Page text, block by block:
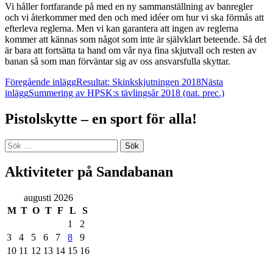
Vi håller fortfarande på med en ny sammanställning av banregler
och vi återkommer med den och med idéer om hur vi ska förmås att
efterleva reglerna. Men vi kan garantera att ingen av reglerna
kommer att kännas som något som inte är självklart beteende. Så det
är bara att fortsätta ta hand om vår nya fina skjutvall och resten av
banan så som man förväntar sig av oss ansvarsfulla skyttar.
Inläggsnavigering
Föregående inläggResultat: Skinkskjutningen 2018Nästa
inläggSummering av HPSK:s tävlingsår 2018 (nat. prec.)
Pistolskytte – en sport för alla!
Sök
efter:
Aktiviteter på Sandabanan
augusti 2026
M T O T F L
S
1
2
3
4 5 6 7 8
9
10 11 12 13 14 15 16